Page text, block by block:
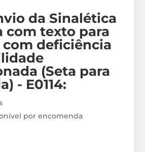
da Sinalética
com texto para
com deficiência
(Seta para
- E0114:
por encomenda